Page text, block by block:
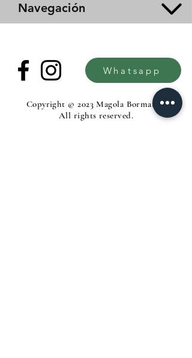
Navegación
Whatsapp
Copyright © 2023 Magola Borman®.
All rights reserved.